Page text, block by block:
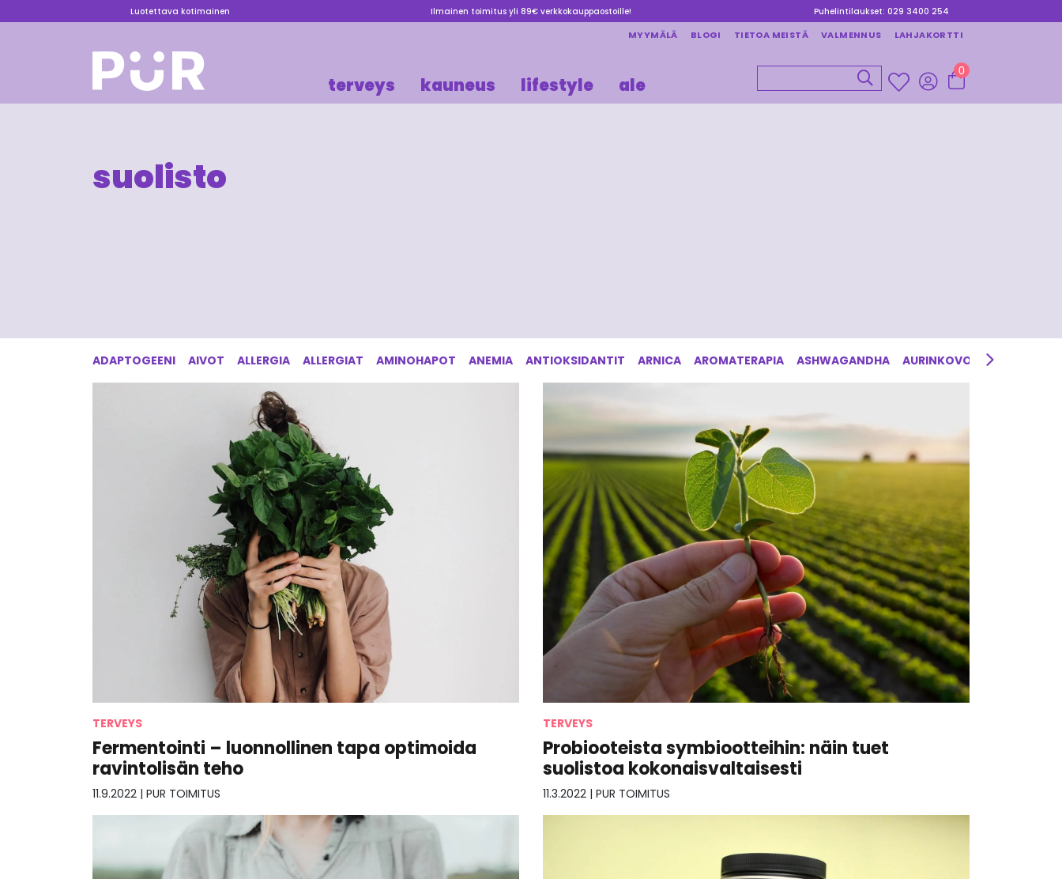
Luotettava kotimainen Ilmainen toimitus yli 89€ verkkokauppaostoille! Puhelintilaukset: 029 3400 254
MYYMÄLÄ BLOGI TIETOA MEISTÄ VALMENNUS LAHJAKORTTI
terveys kauneus lifestyle ale
0
suolisto
ADAPTOGEENI AIVOT ALLERGIA ALLERGIAT AMINOHAPOT ANEMIA ANTIOKSIDANTIT ARNICA AROMATERAPIA ASHWAGANDHA AURINKOVOIDE
TERVEYS
Fermentointi – luonnollinen tapa optimoida
ravintolisän teho
11.9.2022 | PUR TOIMITUS
TERVEYS
Probiooteista symbiootteihin: näin tuet
suolistoa kokonaisvaltaisesti
11.3.2022 | PUR TOIMITUS